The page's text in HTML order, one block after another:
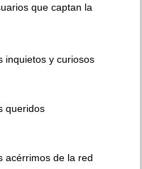
que captan la
inquietos y curiosos
queridos
acérrimos de la red